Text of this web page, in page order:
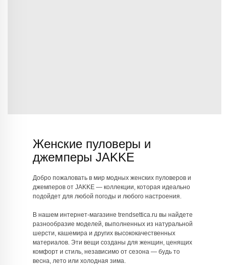
Женские пуловеры и
джемперы JAKKE
Добро пожаловать в мир модных женских пуловеров и
джемперов от JAKKE — коллекции, которая идеально
подойдет для любой погоды и любого настроения.
В нашем интернет-магазине trendsettica.ru вы найдете
разнообразие моделей, выполненных из натуральной
шерсти, кашемира и других высококачественных
материалов. Эти вещи созданы для женщин, ценящих
комфорт и стиль, независимо от сезона — будь то
весна, лето или холодная зима.